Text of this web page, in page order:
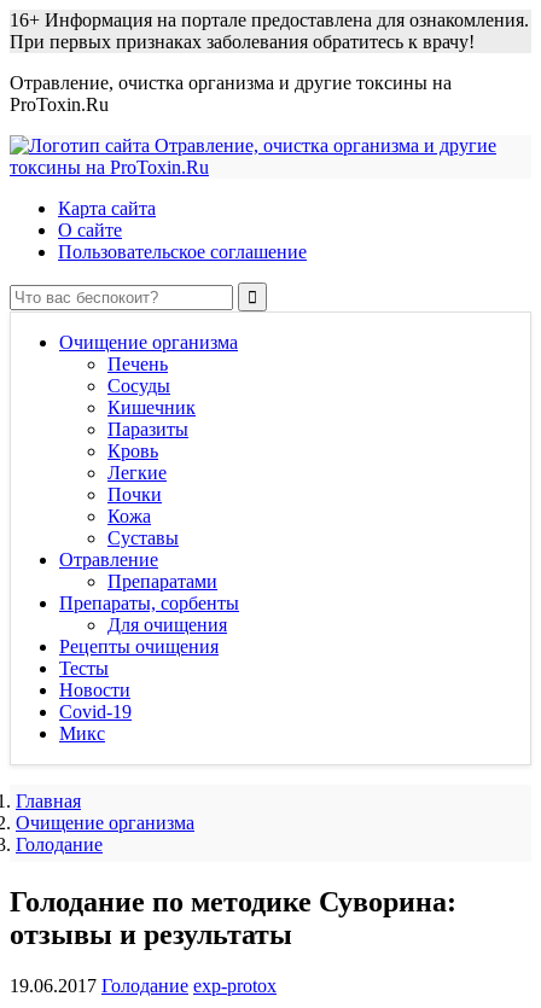
16+ Информация на портале предоставлена для ознакомления.
При первых признаках заболевания обратитесь к врачу!
Отравление, очистка организма и другие токсины на
ProToxin.Ru
Карта сайта
О сайте
Пользовательское соглашение
Очищение организма
Печень
Сосуды
Кишечник
Паразиты
Кровь
Легкие
Почки
Кожа
Суставы
Отравление
Препаратами
Препараты, сорбенты
Для очищения
Рецепты очищения
Тесты
Новости
Covid-19
Микс
Главная
Очищение организма
Голодание
Голодание по методике Суворина:
отзывы и результаты
19.06.2017 Голодание exp-protox